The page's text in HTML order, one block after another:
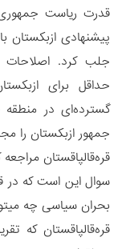
قدرت ریاست
پیشنهادی ازبکستان
جلب کرد. اصلاحات
حداقل برای
گسترده‌ای در منطقه
جمهور ازبکستان را
قره‌قالپاقستان مراجعه
سوال این است که در
بحران سیاسی چه